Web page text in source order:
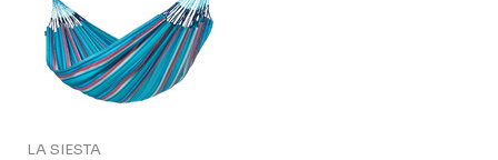
LA SIESTA